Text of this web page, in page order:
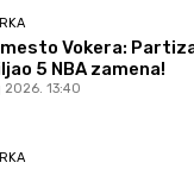
Vokera:
5 NBA zamena!
2026. 13:40